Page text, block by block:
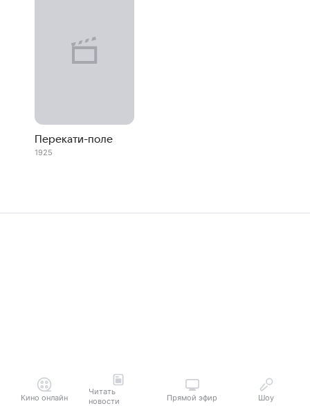
Перекати-поле
1925
Кино онлайн
Читать
новости
Прямой эфир Шоу